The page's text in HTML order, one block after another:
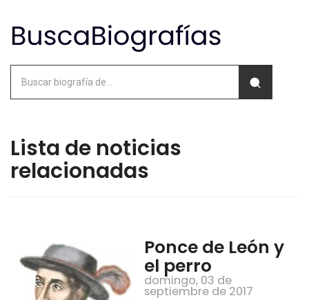
Lista de noticias
relacionadas
Ponce de León y
el perro
domingo, 03 de
septiembre de 2017